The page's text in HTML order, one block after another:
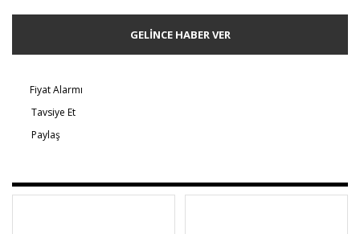
GELİNCE HABER VER
Fiyat Alarmı
Tavsiye Et
Paylaş